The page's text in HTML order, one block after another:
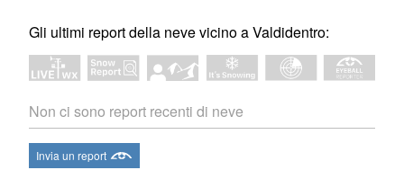
Gli ultimi report della neve vicino a Valdidentro:
Non ci sono report recenti di neve
Invia un report